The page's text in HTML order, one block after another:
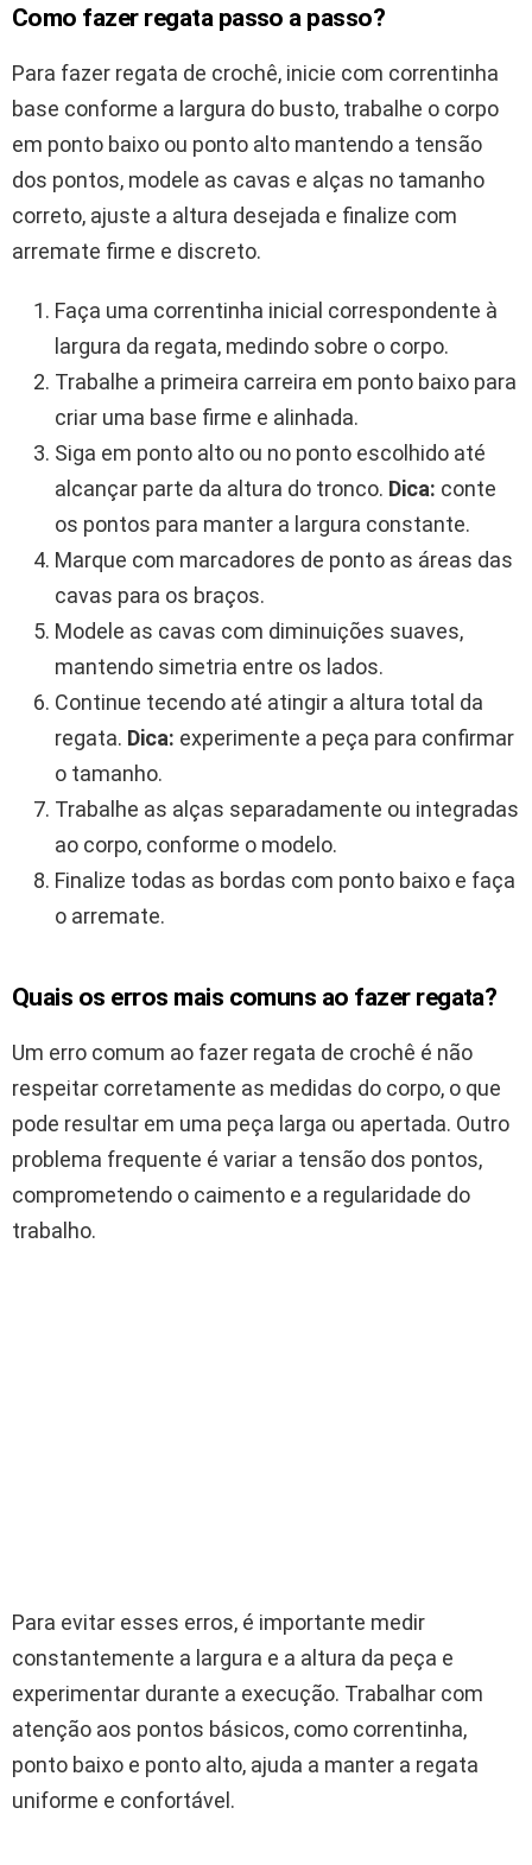
Como fazer regata passo a passo?
Para fazer regata de crochê, inicie com correntinha
base conforme a largura do busto, trabalhe o corpo
em ponto baixo ou ponto alto mantendo a tensão
dos pontos, modele as cavas e alças no tamanho
correto, ajuste a altura desejada e finalize com
arremate firme e discreto.
Faça uma correntinha inicial correspondente à
largura da regata, medindo sobre o corpo.
Trabalhe a primeira carreira em ponto baixo para
criar uma base firme e alinhada.
Siga em ponto alto ou no ponto escolhido até
alcançar parte da altura do tronco. Dica: conte
os pontos para manter a largura constante.
Marque com marcadores de ponto as áreas das
cavas para os braços.
Modele as cavas com diminuições suaves,
mantendo simetria entre os lados.
Continue tecendo até atingir a altura total da
regata. Dica: experimente a peça para confirmar
o tamanho.
Trabalhe as alças separadamente ou integradas
ao corpo, conforme o modelo.
Finalize todas as bordas com ponto baixo e faça
o arremate.
Quais os erros mais comuns ao fazer regata?
Um erro comum ao fazer regata de crochê é não
respeitar corretamente as medidas do corpo, o que
pode resultar em uma peça larga ou apertada. Outro
problema frequente é variar a tensão dos pontos,
comprometendo o caimento e a regularidade do
trabalho.
Para evitar esses erros, é importante medir
constantemente a largura e a altura da peça e
experimentar durante a execução. Trabalhar com
atenção aos pontos básicos, como correntinha,
ponto baixo e ponto alto, ajuda a manter a regata
uniforme e confortável.